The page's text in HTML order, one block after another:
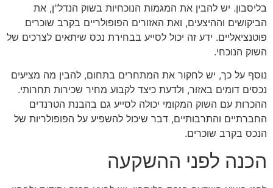
בליסבון. יש להבין את המגמות הנוכחיות בשוק הנדל"ן, את
הביקושים וההיצעים, ואת האזורים הפופולריים בקרב שוכרים
פוטנציאליים. ידע זה יכול לסייע בבחירת נכס שיתאים לצרכים של
השוק הנוכחי.
נוסף על כך, יש לחקור את המתחרים בתחום, להבין מה מציעים
נכסים דומים באזור, ולדעת כיצד לקבוע מחיר שכירות תחרותי.
ההכרות עם השוק המקומי יכולה לסייע גם בהבנת הטרנדים
החברתיים והתרבותיים, דבר שיכול להשפיע על הפופולריות של
הנכס בקרב שוכרים.
הכנה לפני ההשקעה